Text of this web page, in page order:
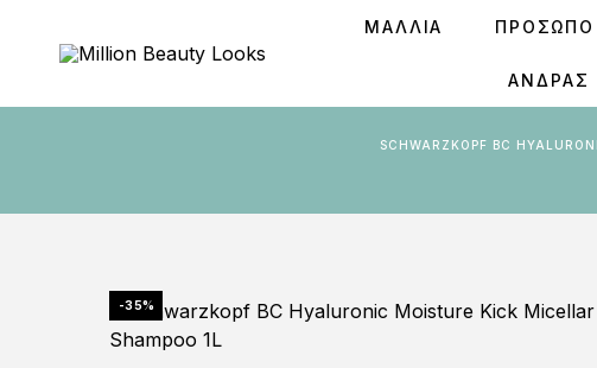
ΜΑΛΛΙΑ ΠΡΟΣΩΠΟ
ΆΝΔΡΑΣ
SCHWARZKOPF BC HYALURONIC MOISTURE KICK MICELLAR SHAMPOO- ΕΝΥΔΑΤΙΚΌ ΣΑΜΠΟΥΆΝ ΓΙΑ ΞΗΡΆ Ή ΣΓΟΥΡΆ Μ
-35%